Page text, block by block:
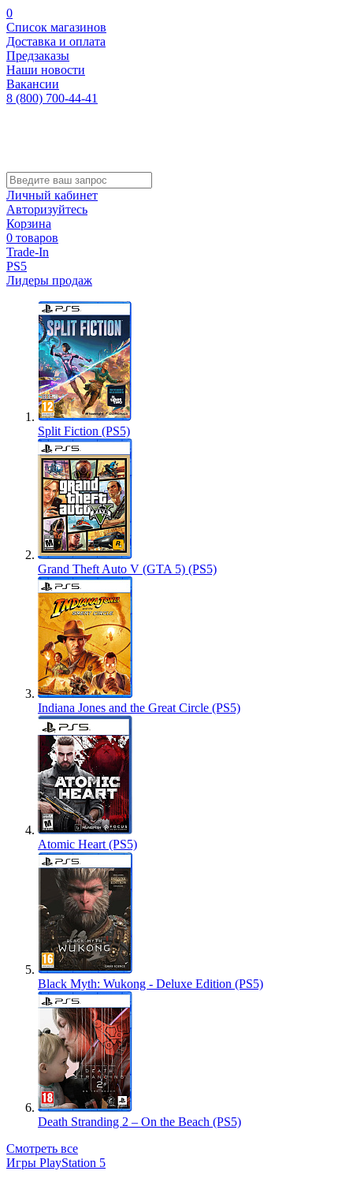
0
Список магазинов
Доставка и оплата
Предзаказы
Наши новости
Вакансии
8 (800) 700-44-41
Личный кабинет
Авторизуйтесь
Корзина
0 товаров
Trade-In
PS5
Лидеры продаж
Split Fiction (PS5)
Grand Theft Auto V (GTA 5) (PS5)
Indiana Jones and the Great Circle (PS5)
Atomic Heart (PS5)
Black Myth: Wukong - Deluxe Edition (PS5)
Death Stranding 2 – On the Beach (PS5)
Смотреть все
Игры PlayStation 5